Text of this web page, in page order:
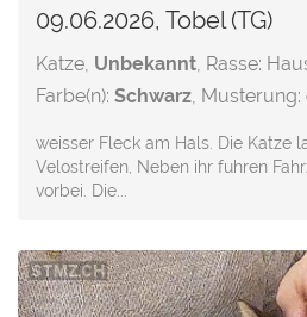
09.06.2026, Tobel (TG)
Katze, Unbekannt, Rasse:
Farbe(n): Schwarz, Musterung:
weisser Fleck am Hals. Die Katze
Velostreifen, Neben ihr fuhren
vorbei. Die...